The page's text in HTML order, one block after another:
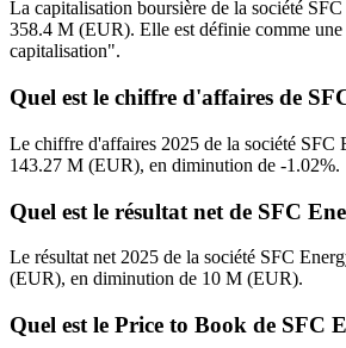
La capitalisation boursière de la société
358.4 M (EUR). Elle est définie comme
capitalisation".
Quel est le chiffre d'affaires de
Le chiffre d'affaires 2025 de la société SFC
143.27 M (EUR), en diminution de -1.02%.
Quel est le résultat net de SFC
Le résultat net 2025 de la société SFC
(EUR), en diminution de 10 M (EUR).
Quel est le Price to Book de SFC